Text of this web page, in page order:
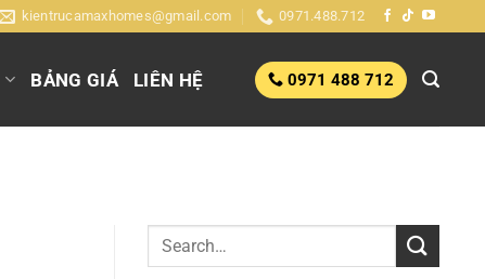
kientrucamaxhomes@gmail.com 0971.488.712
BẢNG GIÁ LIÊN HỆ 0971 488 712